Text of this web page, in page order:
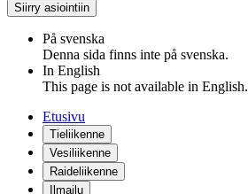
Siirry asiointiin
På svenska
Denna sida finns inte på svenska.
In English
This page is not available in English.
Etusivu
Tieliikenne
Vesiliikenne
Raideliikenne
Ilmailu